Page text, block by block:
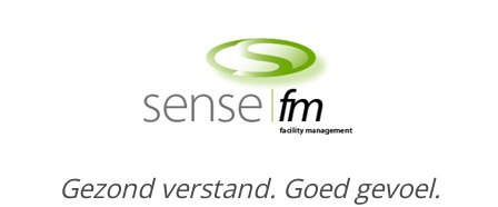
Gezond verstand. Goed gevoel.